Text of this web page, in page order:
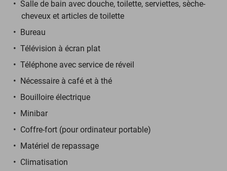
Salle de bain avec douche, toilette, serviettes, sèche-
cheveux et articles de toilette
Bureau
Télévision à écran plat
Téléphone avec service de réveil
Nécessaire à café et à thé
Bouilloire électrique
Minibar
Coffre-fort (pour ordinateur portable)
Matériel de repassage
Climatisation